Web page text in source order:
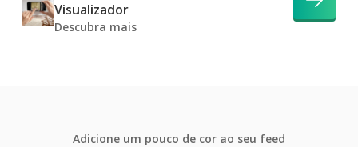
Visualizador
Descubra mais
Adicione um pouco de cor ao seu feed